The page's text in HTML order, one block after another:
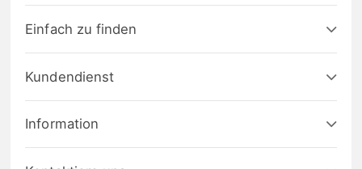
Einfach zu finden
Kundendienst
Information